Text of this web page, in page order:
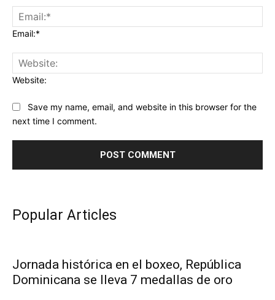
Email:*
Website:
Save my name, email, and website in this browser for the
next time I comment.
Popular Articles
Jornada histórica en el boxeo, República
Dominicana se lleva 7 medallas de oro